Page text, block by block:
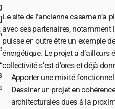
Le site de l’ancienne caserne
avec ses partenaires, notamment
puisse en outre être un exemple
énergétique. Le projet a d’ailleurs
collectivité s’est d’ores-et-déjà
Apporter une mixité
Dessiner un projet en
architecturales dues à la